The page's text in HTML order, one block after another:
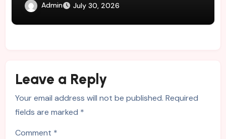
Admin July 30, 2026
Leave a Reply
Your email address will not be published. Required
fields are marked *
Comment *